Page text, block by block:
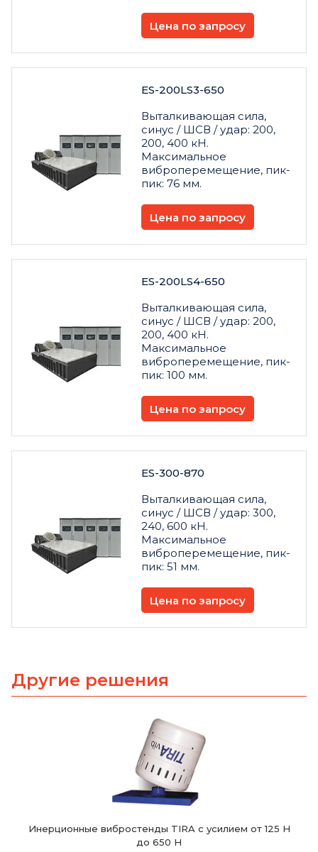
Цена по запросу
ES-200LS3-650
Выталкивающая сила,
синус / ШСВ / удар: 200,
200, 400 кН.
Максимальное
виброперемещение, пик-
пик: 76 мм.
Цена по запросу
ES-200LS4-650
Выталкивающая сила,
синус / ШСВ / удар: 200,
200, 400 кН.
Максимальное
виброперемещение, пик-
пик: 100 мм.
Цена по запросу
ES-300-870
Выталкивающая сила,
синус / ШСВ / удар: 300,
240, 600 кН.
Максимальное
виброперемещение, пик-
пик: 51 мм.
Цена по запросу
Другие решения
Инерционные вибростенды TIRA с усилием от 125 Н
до 650 Н